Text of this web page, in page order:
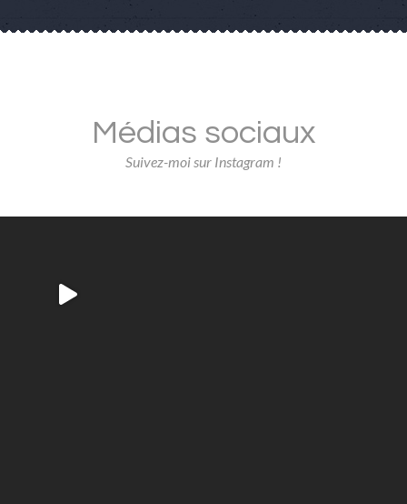
Médias sociaux
Suivez-moi sur Instagram !